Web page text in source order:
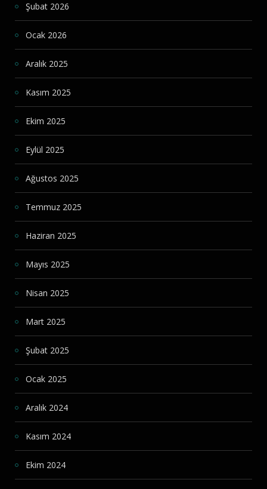
Şubat 2026
Ocak 2026
Aralık 2025
Kasım 2025
Ekim 2025
Eylül 2025
Ağustos 2025
Temmuz 2025
Haziran 2025
Mayıs 2025
Nisan 2025
Mart 2025
Şubat 2025
Ocak 2025
Aralık 2024
Kasım 2024
Ekim 2024